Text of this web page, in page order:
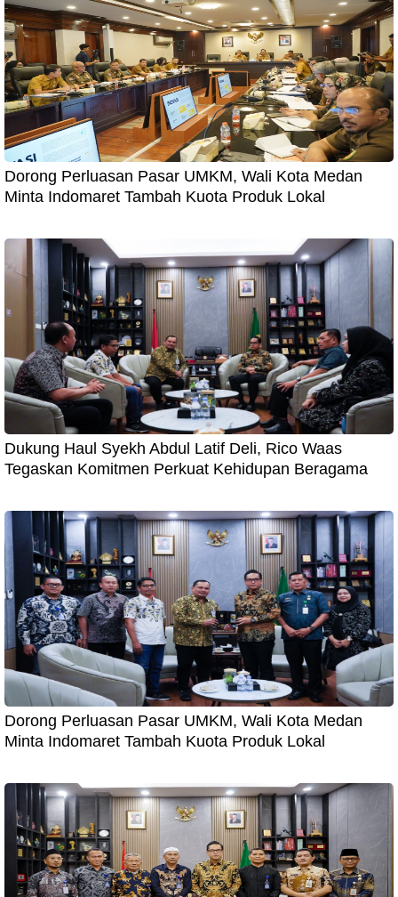
Dorong Perluasan Pasar UMKM, Wali Kota Medan
Minta Indomaret Tambah Kuota Produk Lokal
Dukung Haul Syekh Abdul Latif Deli, Rico Waas
Tegaskan Komitmen Perkuat Kehidupan Beragama
Dorong Perluasan Pasar UMKM, Wali Kota Medan
Minta Indomaret Tambah Kuota Produk Lokal